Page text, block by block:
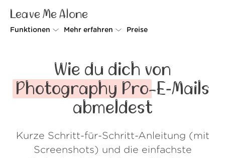
Leave Me Alone
Funktionen
Rollups
Screener
Do-not-disturb
Mehr erfahren
So geht's
Sicherheit
Über uns
Preise
Wie du dich von
Photography Pro-E‑Mails
abmeldest
Kurze Schritt-für-Schritt-Anleitung (mit
Screenshots) und die einfachste